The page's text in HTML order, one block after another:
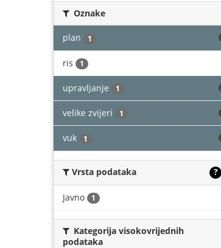
Oznake
plan 1
ris 1
upravljanje 1
velike zvijeri 1
vuk 1
Vrsta podataka ?
Javno 1
Kategorija visokovrijednih
podataka